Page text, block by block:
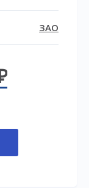
ЗАО